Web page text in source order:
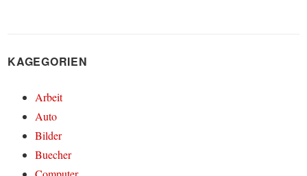
KAGEGORIEN
Arbeit
Auto
Bilder
Buecher